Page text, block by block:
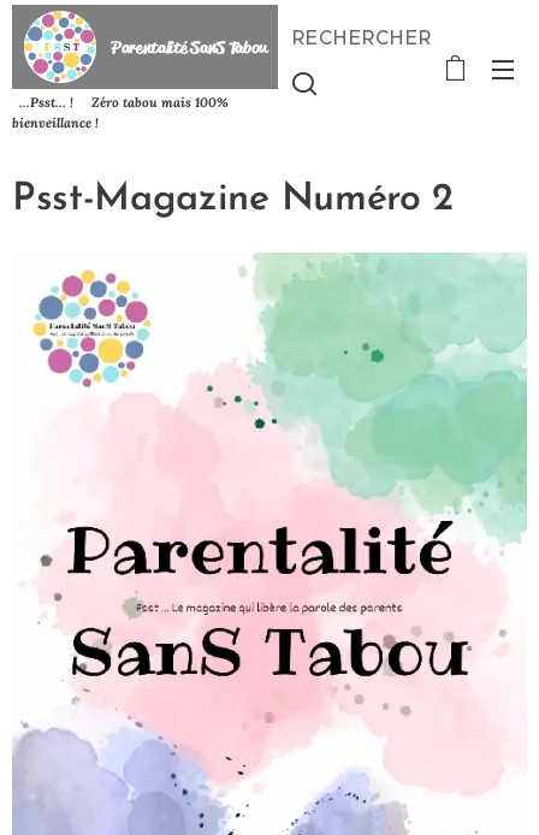
Parentalité SanSTabou
...Psst... ! Zéro tabou mais 100%
bienveillance !
RECHERCHER
Psst-Magazine Numéro 2